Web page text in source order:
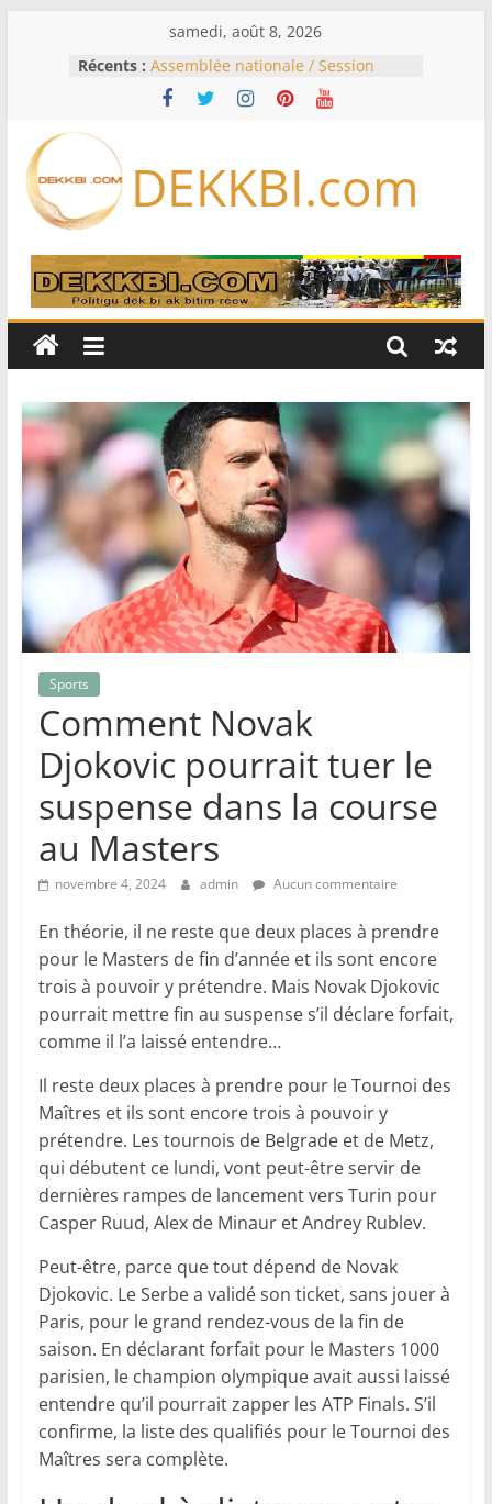
samedi, août 8, 2026
Récents : Assemblée nationale / Session
extraordinaire: Six commissions
d’enquête à l’ordre du jour ce lundi
Bénin: Patrice Talon élu président
du Sénat, moins de trois mois
Pakistan et la Turquie signent un
accord de défense
RD Congo: Kinshasa interdit les
exportations de cuivre et de cobalt
production
DEKKBI.com
Sports
Comment Novak
Djokovic pourrait tuer le
suspense dans la course
au Masters
novembre 4, 2024 admin Aucun commentaire
En théorie, il ne reste que deux places à prendre
pour le Masters de fin d’année et ils sont encore
trois à pouvoir y prétendre. Mais Novak Djokovic
pourrait mettre fin au suspense s’il déclare forfait,
comme il l’a laissé entendre…
Il reste deux places à prendre pour le Tournoi des
Maîtres et ils sont encore trois à pouvoir y
prétendre. Les tournois de Belgrade et de Metz,
qui débutent ce lundi, vont peut-être servir de
dernières rampes de lancement vers Turin pour
Casper Ruud, Alex de Minaur et Andrey Rublev.
Peut-être, parce que tout dépend de Novak
Djokovic. Le Serbe a validé son ticket, sans jouer à
Paris, pour le grand rendez-vous de la fin de
saison. En déclarant forfait pour le Masters 1000
parisien, le champion olympique avait aussi laissé
entendre qu’il pourrait zapper les ATP Finals. S’il
confirme, la liste des qualifiés pour le Tournoi des
Maîtres sera complète.